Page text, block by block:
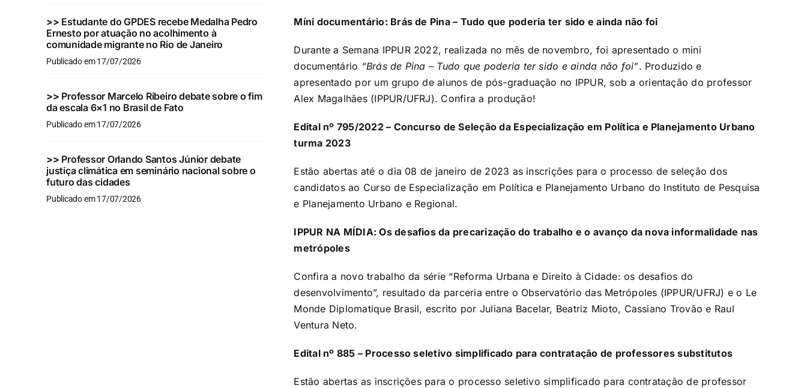
>> Estudante do GPDES recebe Medalha Pedro
Ernesto por atuação no acolhimento à
comunidade migrante no Rio de Janeiro
Publicado em 17/07/2026
>> Professor Marcelo Ribeiro debate sobre o fim
da escala 6×1 no Brasil de Fato
Publicado em 17/07/2026
>> Professor Orlando Santos Júnior debate
justiça climática em seminário nacional sobre o
futuro das cidades
Publicado em 17/07/2026
Míni documentário: Brás de Pina – Tudo que poderia ter sido e ainda não foi
Durante a Semana IPPUR 2022, realizada no mês de novembro, foi apresentado o mini
documentário “Brás de Pina – Tudo que poderia ter sido e ainda não foi”. Produzido e
apresentado por um grupo de alunos de pós-graduação no IPPUR, sob a orientação do professor
Alex Magalhães (IPPUR/UFRJ). Confira a produção!
Edital nº 795/2022 – Concurso de Seleção da Especialização em Política e Planejamento Urbano
turma 2023
Estão abertas até o dia 08 de janeiro de 2023 as inscrições para o processo de seleção dos
candidatos ao Curso de Especialização em Política e Planejamento Urbano do Instituto de Pesquisa
e Planejamento Urbano e Regional.
IPPUR NA MÍDIA: Os desafios da precarização do trabalho e o avanço da nova informalidade nas
metrópoles
Confira a novo trabalho da série “Reforma Urbana e Direito à Cidade: os desafios do
desenvolvimento”, resultado da parceria entre o Observatório das Metrópoles (IPPUR/UFRJ) e o Le
Monde Diplomatique Brasil, escrito por Juliana Bacelar, Beatriz Mioto, Cassiano Trovão e Raul
Ventura Neto.
Edital nº 885 – Processo seletivo simplificado para contratação de professores substitutos
Estão abertas as inscrições para o processo seletivo simplificado para contratação de professor